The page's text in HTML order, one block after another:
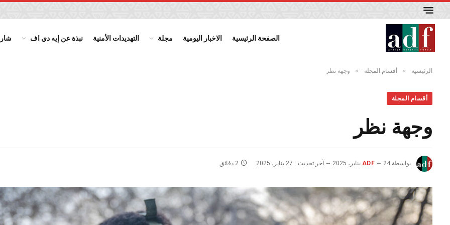
الصفحة الرئيسية الاخبار اليومية مجلة التهديدات الأمنية نبذة عن إيه دي اف
الرئيسية » أقسام المجلة » وجهة نظر
أقسام المجلة
وجهة نظر
بواسطة ADF 24 يناير، 2025 آخر تحديث: 27 يناير، 2025 2 دقائق